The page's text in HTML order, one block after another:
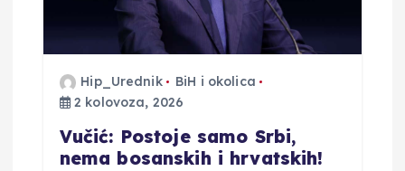
Hip_Urednik
BiH i okolica
2 kolovoza, 2026
Vučić: Postoje samo Srbi,
nema bosanskih i hrvatskih!